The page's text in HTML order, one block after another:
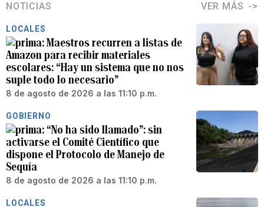
NOTICIAS VER MÁS
LOCALES
Maestros recurren a listas de
Amazon para recibir materiales
escolares: “Hay un sistema que no nos
suple todo lo necesario”
8 de agosto de 2026 a las 11:10 p.m.
GOBIERNO
“No ha sido llamado”: sin
activarse el Comité Científico que
dispone el Protocolo de Manejo de
Sequía
8 de agosto de 2026 a las 11:10 p.m.
LOCALES